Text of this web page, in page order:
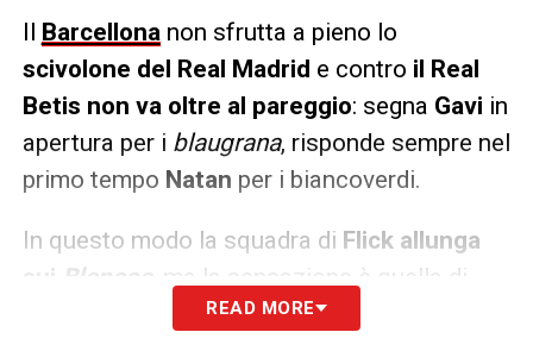
Il Barcellona non sfrutta a pieno lo
scivolone del Real Madrid e contro il Real
Betis non va oltre al pareggio: segna Gavi in
apertura per i blaugrana, risponde sempre nel
primo tempo Natan per i biancoverdi.
In questo modo la squadra di Flick allunga
sui Blancos
, ma la sensazione è quella di
una occasione sprecata:potevano essere 6
READ MORE